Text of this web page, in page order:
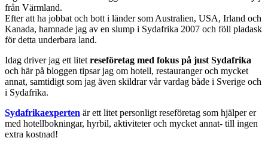
från Värmland.
Efter att ha jobbat och bott i länder som Australien, USA, Irland och
Kanada, hamnade jag av en slump i Sydafrika 2007 och föll pladask
för detta underbara land.
Idag driver jag ett litet reseföretag med fokus på just Sydafrika
och här på bloggen tipsar jag om hotell, restauranger och mycket
annat, samtidigt som jag även skildrar vår vardag både i Sverige och
i Sydafrika.
Sydafrikaexperten är ett litet personligt reseföretag som hjälper er
med hotellbokningar, hyrbil, aktiviteter och mycket annat- till ingen
extra kostnad!